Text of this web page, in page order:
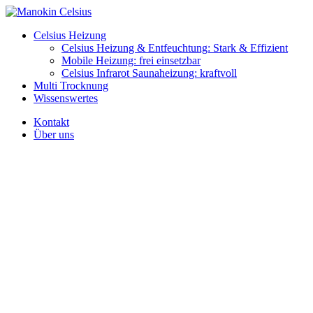
Celsius Heizung
Celsius Heizung & Entfeuchtung: Stark & Effizient
Mobile Heizung: frei einsetzbar
Celsius Infrarot Saunaheizung: kraftvoll
Multi Trocknung
Wissenswertes
Kontakt
Über uns